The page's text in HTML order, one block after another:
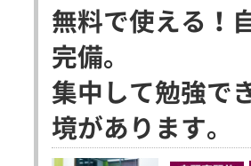
無料で使える！
完備。
集中して勉強で
境があります。